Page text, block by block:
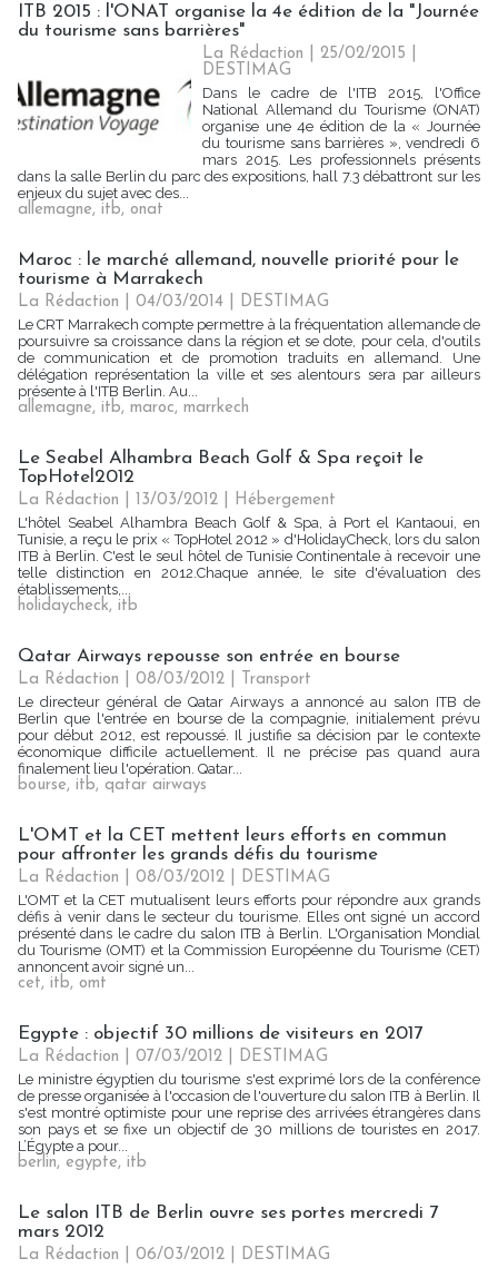
ITB 2015 : l'ONAT organise la 4e édition de la "Journée
du tourisme sans barrières"
La Rédaction | 25/02/2015
DESTIMAG
Dans le cadre de l'ITB 2015, l'Office
National Allemand du Tourisme (ONAT)
organise une 4e édition de la « Journée
du tourisme sans barrières », vendredi 6
mars 2015. Les professionnels présents
dans la salle Berlin du parc des expositions, hall 7.3 débattront sur les
enjeux du sujet avec des...
allemagne, itb, onat
Maroc : le marché allemand, nouvelle priorité pour le
tourisme à Marrakech
La Rédaction | 04/03/2014
DESTIMAG
Le CRT Marrakech compte permettre à la fréquentation allemande de
poursuivre sa croissance dans la région et se dote, pour cela, d'outils
de communication et de promotion traduits en allemand. Une
délégation représentation la ville et ses alentours sera par ailleurs
présente à l'ITB Berlin. Au...
allemagne, itb, maroc, marrkech
Le Seabel Alhambra Beach Golf & Spa reçoit le
TopHotel2012
La Rédaction | 13/03/2012
Hébergement
L'hôtel Seabel Alhambra Beach Golf & Spa, à Port el Kantaoui, en
Tunisie, a reçu le prix « TopHotel 2012 » d'HolidayCheck, lors du salon
ITB à Berlin. C'est le seul hôtel de Tunisie Continentale à recevoir une
telle distinction en 2012.Chaque année, le site d'évaluation des
établissements,...
holidaycheck, itb
Qatar Airways repousse son entrée en bourse
La Rédaction | 08/03/2012
Transport
Le directeur général de Qatar Airways a annoncé au salon ITB de
Berlin que l'entrée en bourse de la compagnie, initialement prévu
pour début 2012, est repoussé. Il justifie sa décision par le contexte
économique difficile actuellement. Il ne précise pas quand aura
finalement lieu l'opération. Qatar...
bourse, itb, qatar airways
L'OMT et la CET mettent leurs efforts en commun
pour affronter les grands défis du tourisme
La Rédaction | 08/03/2012
DESTIMAG
L'OMT et la CET mutualisent leurs efforts pour répondre aux grands
défis à venir dans le secteur du tourisme. Elles ont signé un accord
présenté dans le cadre du salon ITB à Berlin. L'Organisation Mondial
du Tourisme (OMT) et la Commission Européenne du Tourisme (CET)
annoncent avoir signé un...
cet, itb, omt
Egypte : objectif 30 millions de visiteurs en 2017
La Rédaction | 07/03/2012
DESTIMAG
Le ministre égyptien du tourisme s'est exprimé lors de la conférence
de presse organisée à l'occasion de l'ouverture du salon ITB à Berlin. Il
s'est montré optimiste pour une reprise des arrivées étrangères dans
son pays et se fixe un objectif de 30 millions de touristes en 2017.
L’Égypte a pour...
berlin, egypte, itb
Le salon ITB de Berlin ouvre ses portes mercredi 7
mars 2012
La Rédaction | 06/03/2012
DESTIMAG